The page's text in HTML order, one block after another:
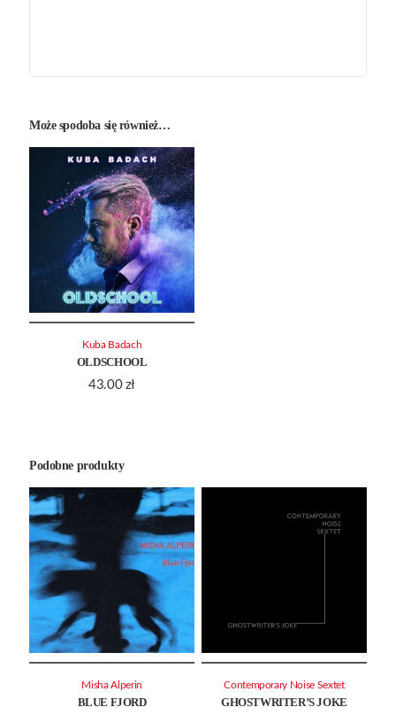
Może spodoba się również…
OLDSCHOOL
43.00 zł
Kuba Badach
Podobne produkty
BLUE FJORD
Misha Alperin
GHOSTWRITER’S JOKE
Contemporary Noise Sextet